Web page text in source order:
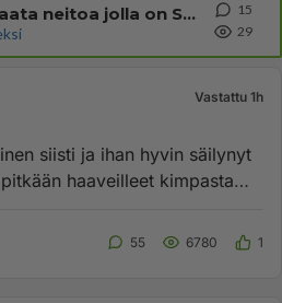
Onko Heinolassa vapaata neitoa jolla on Snapchat tai Facebook ja haluat seksiä päivittäin
15
29
Vastattu 1h
siisti ja ihan hyvin säilynyt
haaveilleet kimpasta
55 6780 1